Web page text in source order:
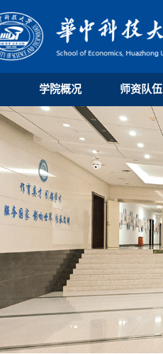
学院概况 师资队伍